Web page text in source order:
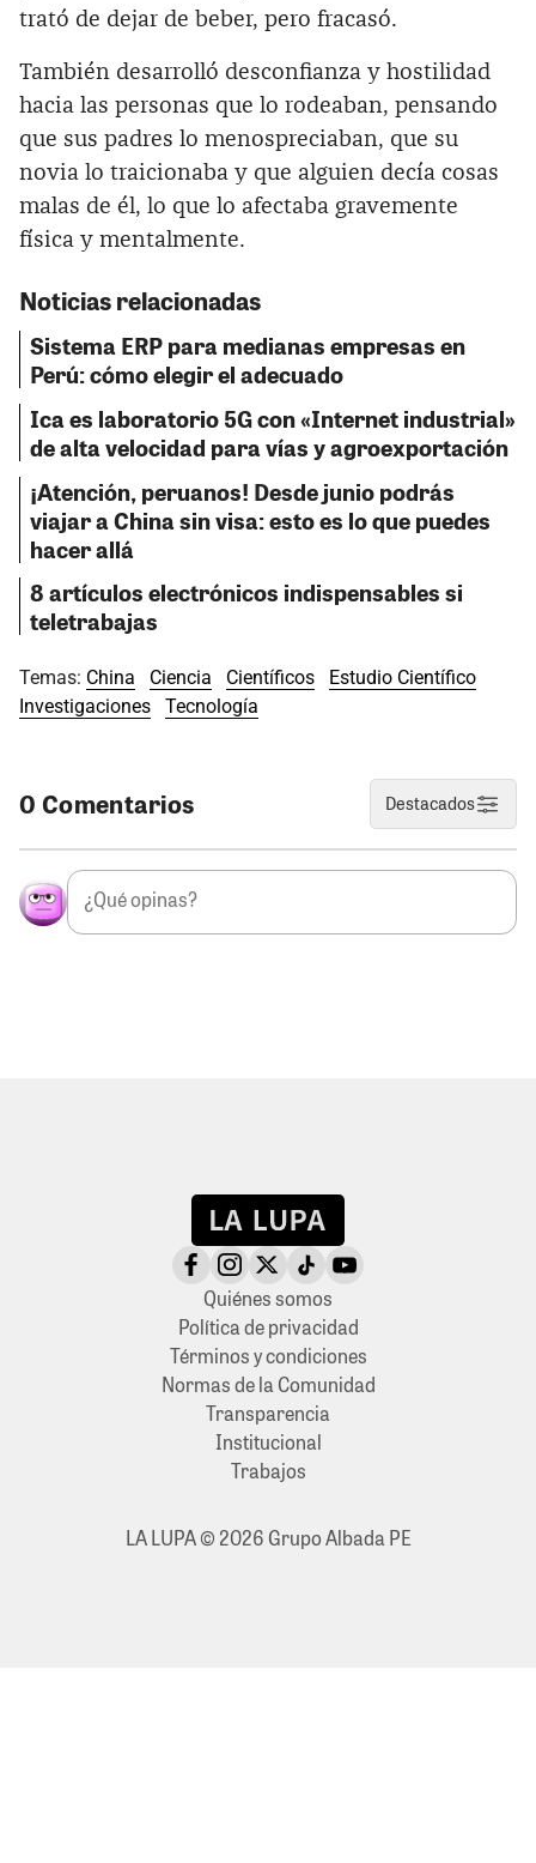
trató de dejar de beber, pero fracasó.
También desarrolló desconfianza y hostilidad
hacia las personas que lo rodeaban, pensando
que sus padres lo menospreciaban, que su
novia lo traicionaba y que alguien decía cosas
malas de él, lo que lo afectaba gravemente
física y mentalmente.
Noticias relacionadas
Sistema ERP para medianas empresas en
Perú: cómo elegir el adecuado
Ica es laboratorio 5G con «Internet industrial»
de alta velocidad para vías y agroexportación
¡Atención, peruanos! Desde junio podrás
viajar a China sin visa: esto es lo que puedes
hacer allá
8 artículos electrónicos indispensables si
teletrabajas
Temas: China Ciencia Científicos
Estudio Científico
Investigaciones
Tecnología
0 Comentarios Destacados
Quiénes somos
Política de privacidad
Términos y condiciones
Normas de la Comunidad
Transparencia
Institucional
Trabajos
LA LUPA © 2026 Grupo Albada PE